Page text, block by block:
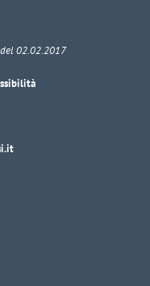
del 02.02.2017